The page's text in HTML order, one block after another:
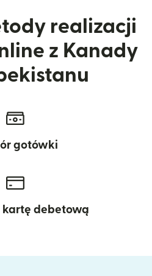
realizacji
z Kanady
gotówki
kartę debetową